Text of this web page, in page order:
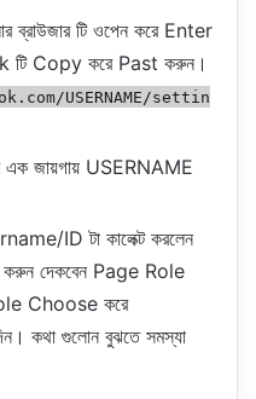
ব্রাউজার টি ওপেন করে Enter
টি Copy করে Past করুন।
USERNAME/settin
এক জায়গায় USERNAME
ID টা কালেক্ট করলেন
করুন দেকবেন Page Role
Choose করে
কথা গুলোন বুঝতে সমস্যা